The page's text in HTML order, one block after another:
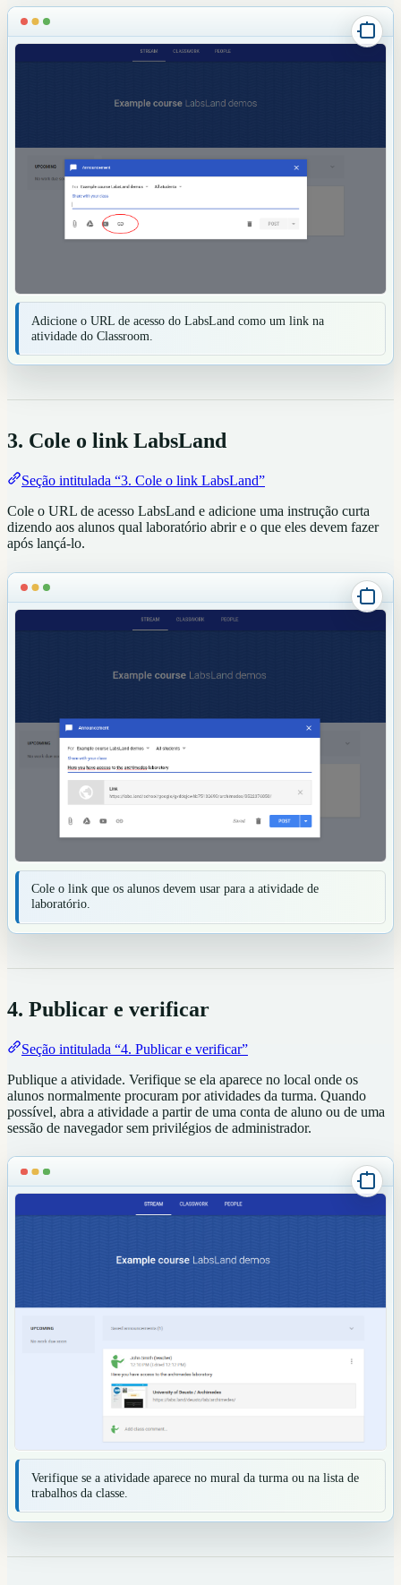
Adicione o URL de acesso do LabsLand como um link na
atividade do Classroom.
3. Cole o link LabsLand
Seção intitulada “3. Cole o link LabsLand”
Cole o URL de acesso LabsLand e adicione uma instrução curta
dizendo aos alunos qual laboratório abrir e o que eles devem fazer
após lançá-lo.
Cole o link que os alunos devem usar para a atividade de
laboratório.
4. Publicar e verificar
Seção intitulada “4. Publicar e verificar”
Publique a atividade. Verifique se ela aparece no local onde os
alunos normalmente procuram por atividades da turma. Quando
possível, abra a atividade a partir de uma conta de aluno ou de uma
sessão de navegador sem privilégios de administrador.
Verifique se a atividade aparece no mural da turma ou na lista de
trabalhos da classe.